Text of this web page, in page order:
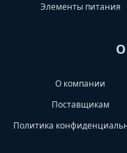
Элементы питания
О компании
Поставщикам
Политика